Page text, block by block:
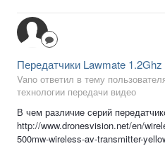
Передатчики Lawmate 1.2Ghz
Vano ответил в тему
технологии передачи видео
В чем различие серий
http://www.dronesvision.net/en/
500mw-wireless-av-transmitter-